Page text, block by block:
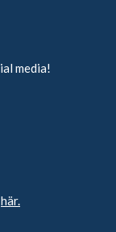
media!
här.